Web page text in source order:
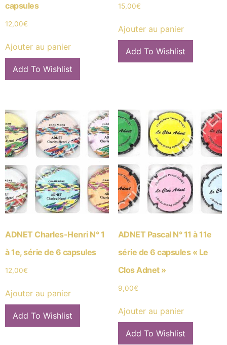
capsules
12,00€
Ajouter au panier
Add To Wishlist
15,00€
Ajouter au panier
Add To Wishlist
ADNET Charles-Henri N° 1
à 1e, série de 6 capsules
12,00€
Ajouter au panier
Add To Wishlist
ADNET Pascal N° 11 à 11e
série de 6 capsules « Le
Clos Adnet »
9,00€
Ajouter au panier
Add To Wishlist